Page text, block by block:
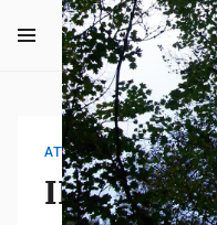
ATTACHMENT
IMG_4957